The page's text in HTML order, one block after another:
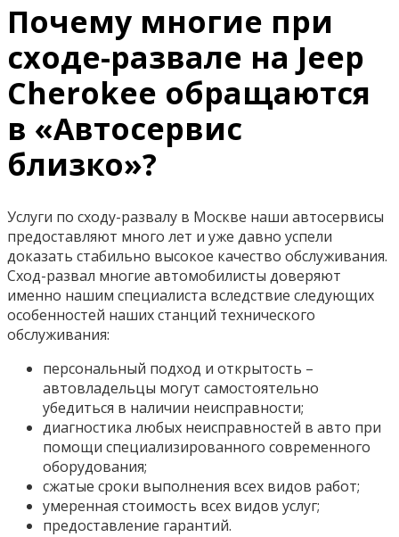
Почему многие при
сходе-развале на Jeep
Cherokee обращаются
в «Автосервис
близко»?
Услуги по сходу-развалу в Москве наши автосервисы
предоставляют много лет и уже давно успели
доказать стабильно высокое качество обслуживания.
Сход-развал многие автомобилисты доверяют
именно нашим специалиста вследствие следующих
особенностей наших станций технического
обслуживания:
персональный подход и открытость –
автовладельцы могут самостоятельно
убедиться в наличии неисправности;
диагностика любых неисправностей в авто при
помощи специализированного современного
оборудования;
сжатые сроки выполнения всех видов работ;
умеренная стоимость всех видов услуг;
предоставление гарантий.